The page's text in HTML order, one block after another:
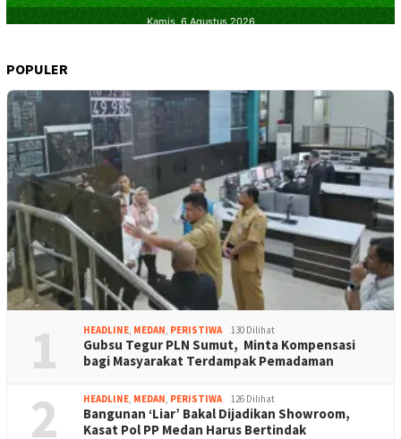
POPULER
1 HEADLINE, MEDAN, PERISTIWA 130 Dilihat
Gubsu Tegur PLN Sumut, Minta Kompensasi
bagi Masyarakat Terdampak Pemadaman
2 HEADLINE, MEDAN, PERISTIWA 126 Dilihat
Bangunan ‘Liar’ Bakal Dijadikan Showroom,
Kasat Pol PP Medan Harus Bertindak